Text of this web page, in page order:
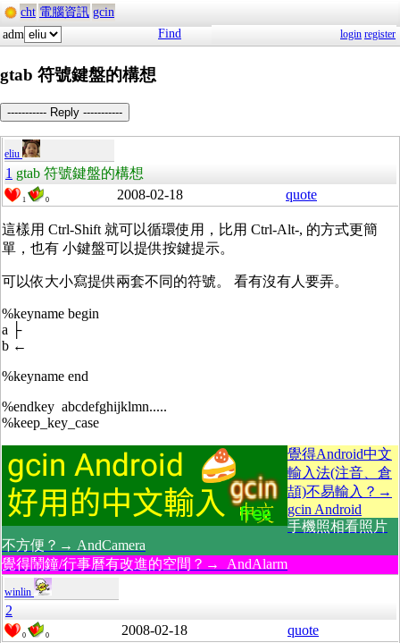
cht 電腦資訊 gcin
adm
Find login register
gtab 符號鍵盤的構想
----------- Reply -----------
eliu
1 gtab 符號鍵盤的構想
1 0 2008-02-18 quote
這樣用 Ctrl-Shift 就可以循環使用，比用 Ctrl-Alt-, 的方式更簡
單，也有 小鍵盤可以提供按鍵提示。
可以依大小寫提供兩套不同的符號。 看有沒有人要弄。
%keyname begin
a ├
b ←
%keyname end
%endkey abcdefghijklmn.....
%keep_key_case
覺得Android中文
輸入法(注音、倉
頡)不易輸入？→
gcin Android
手機照相看照片
不方便？→ AndCamera
覺得鬧鐘/行事曆有改進的空間？→ AndAlarm
winlin
2
0 0 2008-02-18 quote